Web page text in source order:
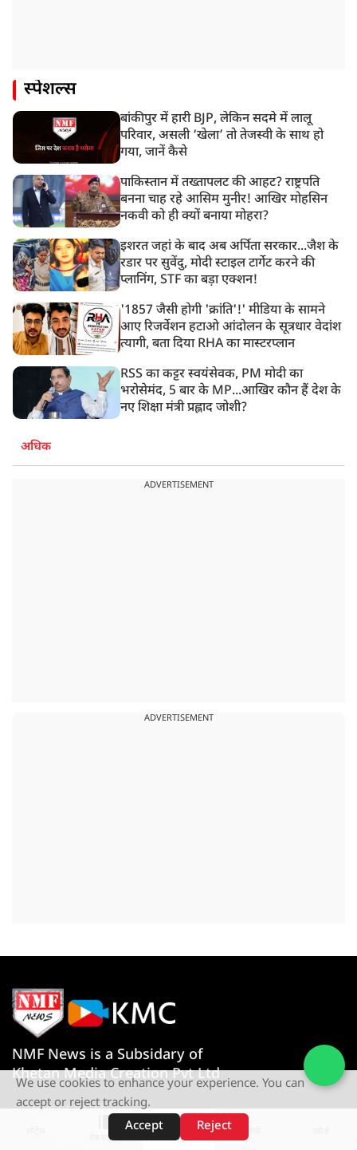
स्पेशल्स
बांकीपुर में हारी BJP, लेकिन सदमे में लालू
परिवार, असली ‘खेला’ तो तेजस्वी के साथ हो
गया, जानें कैसे
पाकिस्तान में तख्तापलट की आहट? राष्ट्रपति
बनना चाह रहे आसिम मुनीर! आखिर मोहसिन
नकवी को ही क्यों बनाया मोहरा?
इशरत जहां के बाद अब अर्पिता सरकार...जैश के
रडार पर सुवेंदु, मोदी स्टाइल टार्गेट करने की
प्लानिंग, STF का बड़ा एक्शन!
'1857 जैसी होगी 'क्रांति'!' मीडिया के सामने
आए रिजर्वेशन हटाओ आंदोलन के सूत्रधार वेदांश
त्यागी, बता दिया RHA का मास्टरप्लान
RSS का कट्टर स्वयंसेवक, PM मोदी का
भरोसेमंद, 5 बार के MP...आखिर कौन हैं देश के
नए शिक्षा मंत्री प्रह्लाद जोशी?
अधिक
ADVERTISEMENT
ADVERTISEMENT
वेब स्टोरीज़
NMF News is a Subsidary of
Khetan Media Creation Pvt Ltd
Give us a Call
+91-080767 27261
We use cookies to enhance your experience. You can
accept or reject tracking.
Accept
Reject